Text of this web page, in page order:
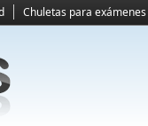
Chuletas para exámenes